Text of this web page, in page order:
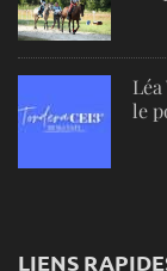
le
LIENS